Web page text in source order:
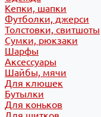
Кепки, шапки
Футболки, джерси
Толстовки, свитшоты
Сумки, рюкзаки
Шарфы
Аксессуары
Шайбы, мячи
Для клюшек
Бутылки
Для коньков